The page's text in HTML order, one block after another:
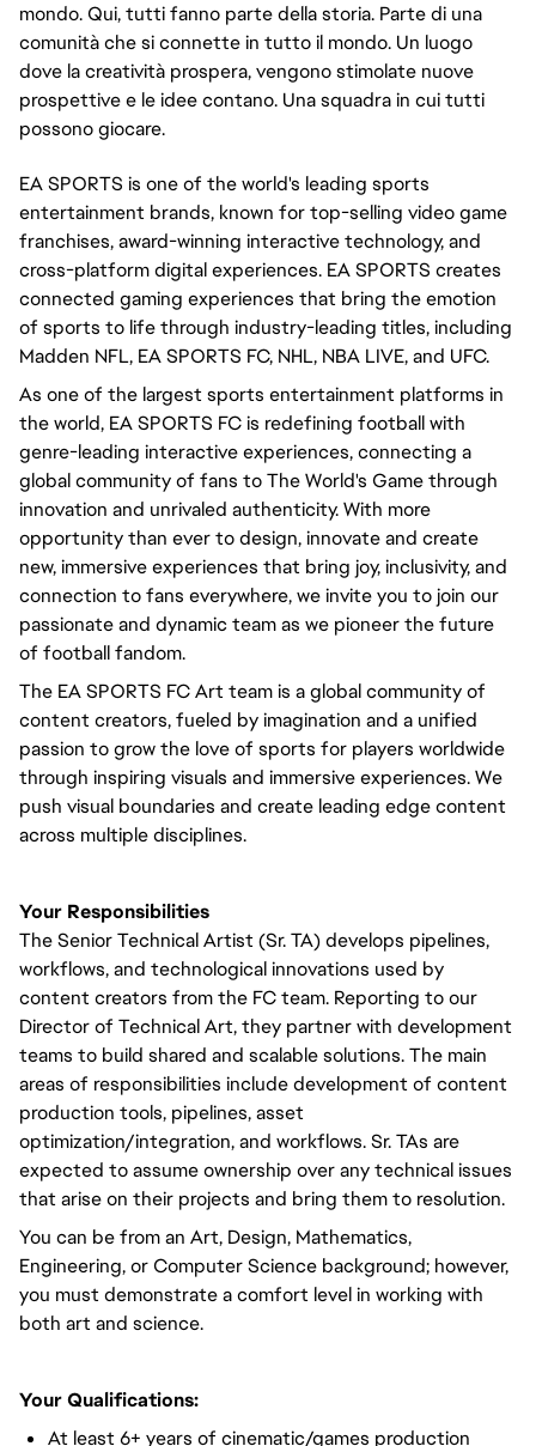
mondo. Qui, tutti fanno parte della storia. Parte di una
comunità che si connette in tutto il mondo. Un luogo
dove la creatività prospera, vengono stimolate nuove
prospettive e le idee contano. Una squadra in cui tutti
possono giocare.
EA SPORTS is one of the world's leading sports
entertainment brands, known for top-selling video game
franchises, award-winning interactive technology, and
cross-platform digital experiences. EA SPORTS creates
connected gaming experiences that bring the emotion
of sports to life through industry-leading titles, including
Madden NFL, EA SPORTS FC, NHL, NBA LIVE, and UFC.
As one of the largest sports entertainment platforms in
the world, EA SPORTS FC is redefining football with
genre-leading interactive experiences, connecting a
global community of fans to The World's Game through
innovation and unrivaled authenticity. With more
opportunity than ever to design, innovate and create
new, immersive experiences that bring joy, inclusivity, and
connection to fans everywhere, we invite you to join our
passionate and dynamic team as we pioneer the future
of football fandom.
The EA SPORTS FC Art team is a global community of
content creators, fueled by imagination and a unified
passion to grow the love of sports for players worldwide
through inspiring visuals and immersive experiences. We
push visual boundaries and create leading edge content
across multiple disciplines.
Your Responsibilities
The Senior Technical Artist (Sr. TA) develops pipelines,
workflows, and technological innovations used by
content creators from the FC team. Reporting to our
Director of Technical Art, they partner with development
teams to build shared and scalable solutions. The main
areas of responsibilities include development of content
production tools, pipelines, asset
optimization/integration, and workflows. Sr. TAs are
expected to assume ownership over any technical issues
that arise on their projects and bring them to resolution.
You can be from an Art, Design, Mathematics,
Engineering, or Computer Science background; however,
you must demonstrate a comfort level in working with
both art and science.
Your Qualifications:
At least 6+ years of cinematic/games production